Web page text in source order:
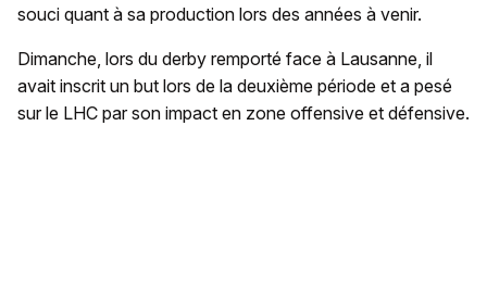
souci quant à sa production lors des années à venir.
Dimanche, lors du derby remporté face à Lausanne, il
avait inscrit un but lors de la deuxième période et a pesé
sur le LHC par son impact en zone offensive et défensive.